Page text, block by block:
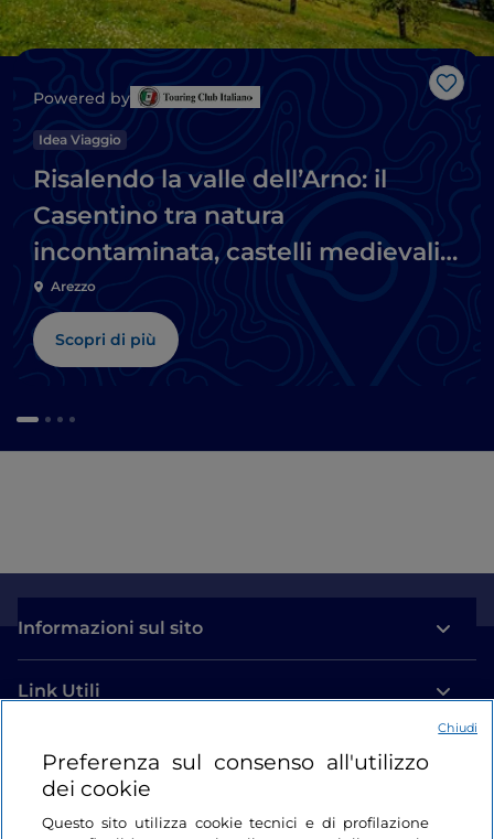
Like
Powered by
Idea Viaggio
Risalendo la valle dell’Arno: il
Casentino tra natura
incontaminata, castelli medievali
e luoghi dello spirito
Arezzo
Scopri di più
Informazioni sul sito
Link Utili
Login
Restiamo in contatto
Preferenza sul consenso all'utilizzo
dei cookie
Questo sito utilizza cookie tecnici e di profilazione
Chiudi